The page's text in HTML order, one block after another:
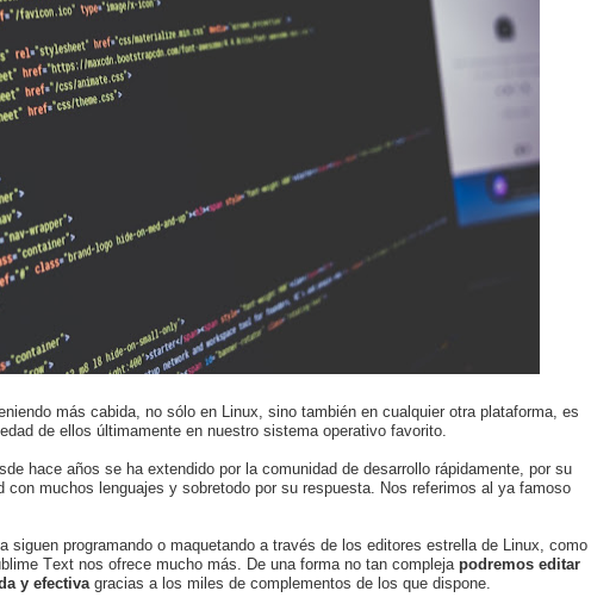
más cabida, no sólo en Linux, sino también en cualquier otra plataforma, es
de ellos últimamente en nuestro sistema operativo favorito.
hace años se ha extendido por la comunidad de desarrollo rápidamente, por su
con muchos lenguajes y sobretodo por su respuesta. Nos referimos al ya famoso
programando o maquetando a través de los editores estrella de Linux, como
Text nos ofrece mucho más. De una forma no tan compleja podremos editar
y efectiva gracias a los miles de complementos de los que dispone.